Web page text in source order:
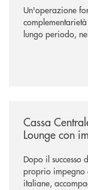
Un'operazione
lungo periodo,
negoziazione
Cassa
Lounge con
Dopo il
proprio impegno
italiane,